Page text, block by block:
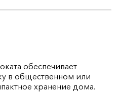
обеспечивает
в общественном или
хранение дома.